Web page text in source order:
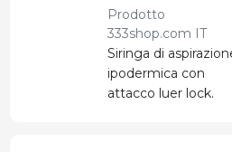
Prodotto
333shop.com IT
Siringa di
ipodermica con
attacco luer lock.